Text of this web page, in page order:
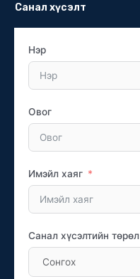
Санал хүсэлт
Нэр
Овог
Имэйл хаяг
Санал хүсэлтийн төрөл